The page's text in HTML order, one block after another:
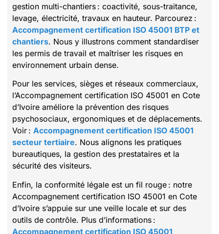
gestion multi-chantiers : coactivité, sous-traitance,
levage, électricité, travaux en hauteur. Parcourez :
Accompagnement certification ISO 45001 BTP et
chantiers. Nous y illustrons comment standardiser
les permis de travail et maîtriser les risques en
environnement urbain dense.
Pour les services, sièges et réseaux commerciaux,
l’Accompagnement certification ISO 45001 en Cote
d’Ivoire améliore la prévention des risques
psychosociaux, ergonomiques et de déplacements.
Voir : Accompagnement certification ISO 45001
secteur tertiaire. Nous alignons les pratiques
bureautiques, la gestion des prestataires et la
sécurité des visiteurs.
Enfin, la conformité légale est un fil rouge : notre
Accompagnement certification ISO 45001 en Cote
d’Ivoire s’appuie sur une veille locale et sur des
outils de contrôle. Plus d’informations :
Accompagnement certification ISO 45001